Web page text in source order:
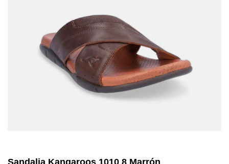
Sandalia Kangaroos 1010 8 Marrón